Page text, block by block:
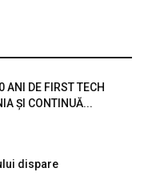
ANI DE FIRST TECH
ȘI CONTINUĂ...
dispare